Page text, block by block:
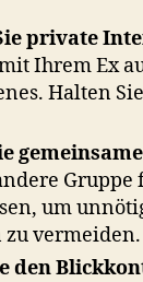
private
Ihrem Ex
Halten
um
zu vermeiden.
den